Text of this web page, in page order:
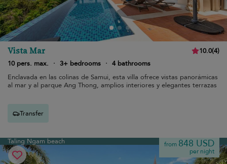
Vista Mar 10.0(4)
10 pers. max.
· 3+ bedrooms · 4 bathrooms
Enclavada en las colinas de Samui, esta villa ofrece vistas panorámicas
al mar y al parque Ang Thong, amplios interiores y elegantes terrazas
Transfer
Taling Ngam beach from 848 USD
per night